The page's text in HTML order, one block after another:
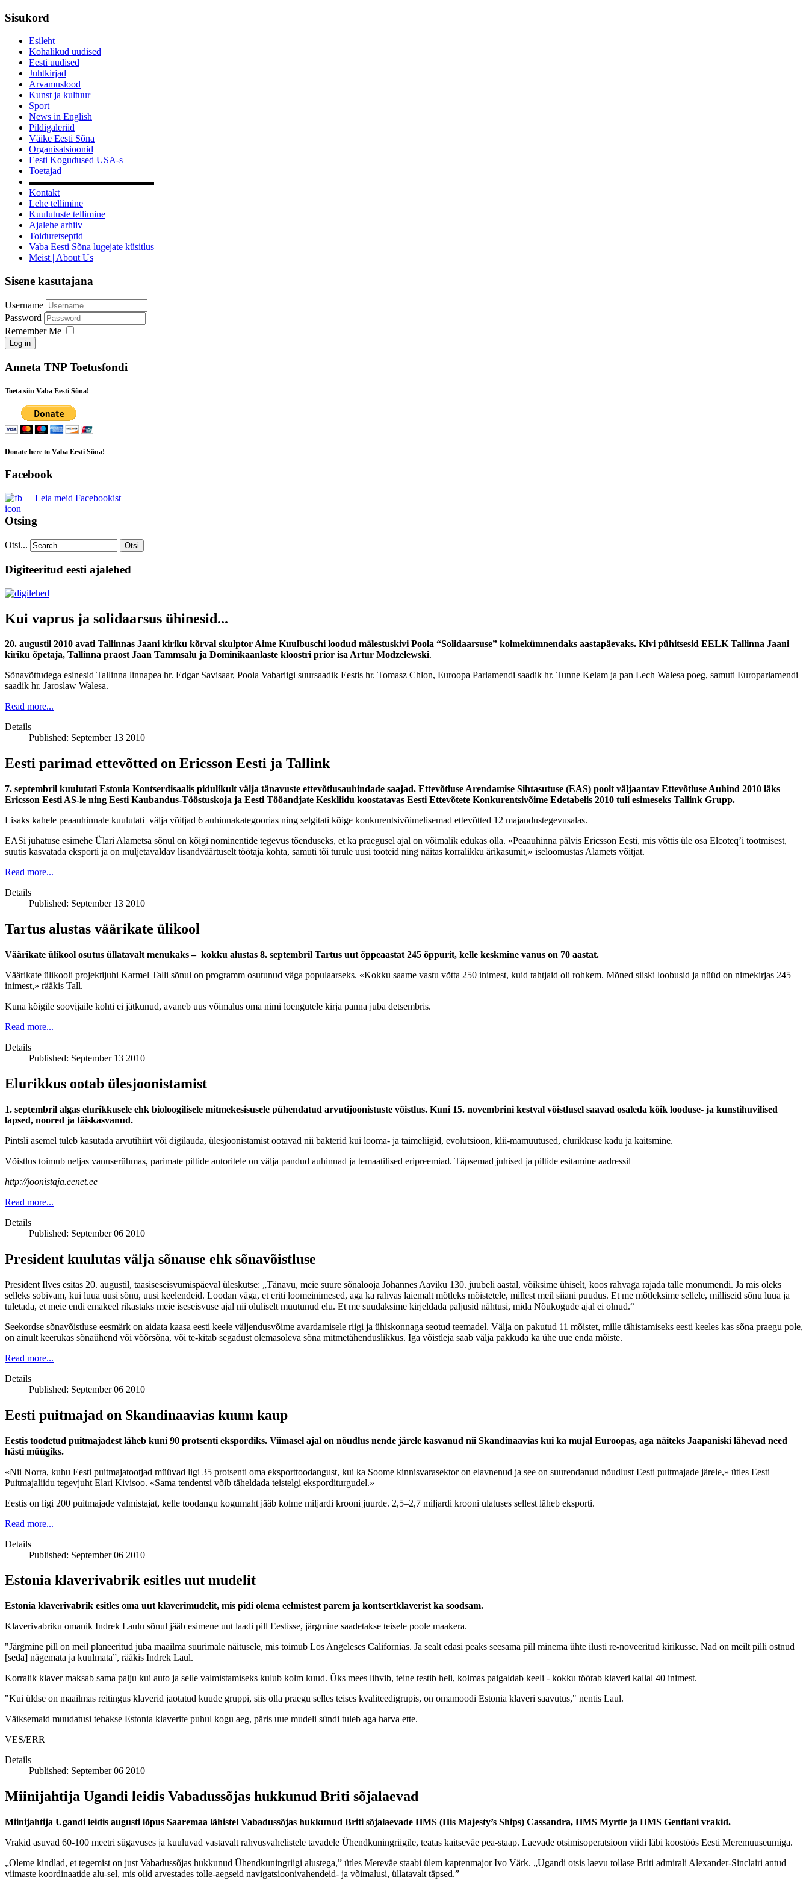
Sisukord
Esileht
Kohalikud uudised
Eesti uudised
Juhtkirjad
Arvamuslood
Kunst ja kultuur
Sport
News in English
Pildigaleriid
Väike Eesti Sõna
Organisatsioonid
Eesti Kogudused USA-s
Toetajad
▬▬▬▬▬▬▬▬▬▬▬▬▬
Kontakt
Lehe tellimine
Kuulutuste tellimine
Ajalehe arhiiv
Toiduretseptid
Vaba Eesti Sõna lugejate küsitlus
Meist | About Us
Sisene kasutajana
Username
Password
Remember Me
Log in
Anneta TNP Toetusfondi
Toeta siin Vaba Eesti Sõna!
Donate here to Vaba Eesti Sõna!
Facebook
Leia meid Facebookist
Otsing
Otsi... Otsi
Digiteeritud eesti ajalehed
Kui vaprus ja solidaarsus ühinesid...
20. augustil 2010 avati Tallinnas Jaani kiriku kõrval skulptor Aime Kuulbuschi loodud mälestuskivi Poola “Solidaarsuse” kolmekümnendaks aastapäevaks. Kivi pühitsesid EELK Tallinna Jaani
kiriku õpetaja, Tallinna praost Jaan Tammsalu ja Dominikaanlaste kloostri prior isa Artur Modzelewski.
Sõnavõttudega esinesid Tallinna linnapea hr. Edgar Savisaar, Poola Vabariigi suursaadik Eestis hr. Tomasz Chlon, Euroopa Parlamendi saadik hr. Tunne Kelam ja pan Lech Walesa poeg, samuti Europarlamendi
saadik hr. Jaroslaw Walesa.
Read more...
Details
Published: September 13 2010
Eesti parimad ettevõtted on Ericsson Eesti ja Tallink
7. septembril kuulutati Estonia Kontserdisaalis pidulikult välja tänavuste ettevõtlusauhindade saajad. Ettevõtluse Arendamise Sihtasutuse (EAS) poolt väljaantav Ettevõtluse Auhind 2010 läks
Ericsson Eesti AS-le ning Eesti Kaubandus-Tööstuskoja ja Eesti Tööandjate Keskliidu koostatavas Eesti Ettevõtete Konkurentsivõime Edetabelis 2010 tuli esimeseks Tallink Grupp.
Lisaks kahele peaauhinnale kuulutati välja võitjad 6 auhinnakategoorias ning selgitati kõige konkurentsivõimelisemad ettevõtted 12 majandustegevusalas.
EASi juhatuse esimehe Ülari Alametsa sõnul on kõigi nominentide tegevus tõenduseks, et ka praegusel ajal on võimalik edukas olla. «Peaauhinna pälvis Ericsson Eesti, mis võttis üle osa Elcoteq’i tootmisest,
suutis kasvatada eksporti ja on muljetavaldav lisandväärtuselt töötaja kohta, samuti tõi turule uusi tooteid ning näitas korralikku ärikasumit,» iseloomustas Alamets võitjat.
Read more...
Details
Published: September 13 2010
Tartus alustas väärikate ülikool
Väärikate ülikool osutus üllatavalt menukaks – kokku alustas 8. septembril Tartus uut õppeaastat 245 õppurit, kelle keskmine vanus on 70 aastat.
Väärikate ülikooli projektijuhi Karmel Talli sõnul on programm osutunud väga populaarseks. «Kokku saame vastu võtta 250 inimest, kuid tahtjaid oli rohkem. Mõned siiski loobusid ja nüüd on nimekirjas 245
inimest,» rääkis Tall.
Kuna kõigile soovijaile kohti ei jätkunud, avaneb uus võimalus oma nimi loengutele kirja panna juba detsembris.
Read more...
Details
Published: September 13 2010
Elurikkus ootab ülesjoonistamist
1. septembril algas elurikkusele ehk bioloogilisele mitmekesisusele pühendatud arvutijoonistuste võistlus. Kuni 15. novembrini kestval võistlusel saavad osaleda kõik looduse- ja kunstihuvilised
lapsed, noored ja täiskasvanud.
Pintsli asemel tuleb kasutada arvutihiirt või digilauda, ülesjoonistamist ootavad nii bakterid kui looma- ja taimeliigid, evolutsioon, klii-mamuutused, elurikkuse kadu ja kaitsmine.
Võistlus toimub neljas vanuserühmas, parimate piltide autoritele on välja pandud auhinnad ja temaatilised eripreemiad. Täpsemad juhised ja piltide esitamine aadressil
http://joonistaja.eenet.ee
Read more...
Details
Published: September 06 2010
President kuulutas välja sõnause ehk sõnavõistluse
President Ilves esitas 20. augustil, taasiseseisvumispäeval üleskutse: „Tänavu, meie suure sõnalooja Johannes Aaviku 130. juubeli aastal, võiksime ühiselt, koos rahvaga rajada talle monumendi. Ja mis oleks
selleks sobivam, kui luua uusi sõnu, uusi keelendeid. Loodan väga, et eriti loomeinimesed, aga ka rahvas laiemalt mõtleks mõistetele, millest meil siiani puudus. Et me mõtleksime sellele, milliseid sõnu luua ja
tuletada, et meie endi emakeel rikastaks meie iseseisvuse ajal nii oluliselt muutunud elu. Et me suudaksime kirjeldada paljusid nähtusi, mida Nõukogude ajal ei olnud.“
Seekordse sõnavõistluse eesmärk on aidata kaasa eesti keele väljendusvõime avardamisele riigi ja ühiskonnaga seotud teemadel. Välja on pakutud 11 mõistet, mille tähistamiseks eesti keeles kas sõna praegu pole,
on ainult keerukas sõnaühend või võõrsõna, või te-kitab segadust olemasoleva sõna mitmetähenduslikkus. Iga võistleja saab välja pakkuda ka ühe uue enda mõiste.
Read more...
Details
Published: September 06 2010
Eesti puitmajad on Skandinaavias kuum kaup
Eestis toodetud puitmajadest läheb kuni 90 protsenti ekspordiks. Viimasel ajal on nõudlus nende järele kasvanud nii Skandinaavias kui ka mujal Euroopas, aga näiteks Jaapaniski lähevad need
hästi müügiks.
«Nii Norra, kuhu Eesti puitmajatootjad müüvad ligi 35 protsenti oma eksporttoodangust, kui ka Soome kinnisvarasektor on elavnenud ja see on suurendanud nõudlust Eesti puitmajade järele,» ütles Eesti
Puitmajaliidu tegevjuht Elari Kivisoo. «Sama tendentsi võib täheldada teistelgi eksporditurgudel.»
Eestis on ligi 200 puitmajade valmistajat, kelle toodangu kogumaht jääb kolme miljardi krooni juurde. 2,5–2,7 miljardi krooni ulatuses sellest läheb eksporti.
Read more...
Details
Published: September 06 2010
Estonia klaverivabrik esitles uut mudelit
Estonia klaverivabrik esitles oma uut klaverimudelit, mis pidi olema eelmistest parem ja kontsertklaverist ka soodsam.
Klaverivabriku omanik Indrek Laulu sõnul jääb esimene uut laadi pill Eestisse, järgmine saadetakse teisele poole maakera.
"Järgmine pill on meil planeeritud juba maailma suurimale näitusele, mis toimub Los Angeleses Californias. Ja sealt edasi peaks seesama pill minema ühte ilusti re-noveeritud kirikusse. Nad on meilt pilli ostnud
[seda] nägemata ja kuulmata”, rääkis Indrek Laul.
Korralik klaver maksab sama palju kui auto ja selle valmistamiseks kulub kolm kuud. Üks mees lihvib, teine testib heli, kolmas paigaldab keeli - kokku töötab klaveri kallal 40 inimest.
"Kui üldse on maailmas reitingus klaverid jaotatud kuude gruppi, siis olla praegu selles teises kvaliteedigrupis, on omamoodi Estonia klaveri saavutus," nentis Laul.
Väiksemaid muudatusi tehakse Estonia klaverite puhul kogu aeg, päris uue mudeli sündi tuleb aga harva ette.
VES/ERR
Details
Published: September 06 2010
Miinijahtija Ugandi leidis Vabadussõjas hukkunud Briti sõjalaevad
Miinijahtija Ugandi leidis augusti lõpus Saaremaa lähistel Vabadussõjas hukkunud Briti sõjalaevade HMS (His Majesty’s Ships) Cassandra, HMS Myrtle ja HMS Gentiani vrakid.
Vrakid asuvad 60-100 meetri sügavuses ja kuuluvad vastavalt rahvusvahelistele tavadele Ühendkuningriigile, teatas kaitseväe pea-staap. Laevade otsimisoperatsioon viidi läbi koostöös Eesti Meremuuseumiga.
„Oleme kindlad, et tegemist on just Vabadussõjas hukkunud Ühendkuningriigi alustega,” ütles Mereväe staabi ülem kaptenmajor Ivo Värk. „Ugandi otsis laevu tollase Briti admirali Alexander-Sinclairi antud
viimaste koordinaatide alu-sel, mis olid arvestades tolle-aegseid navigatsioonivahendeid- ja võimalusi, üllatavalt täpsed.”